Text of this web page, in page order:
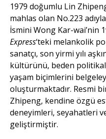
1979 doğumlu Lin
mahlas olan No.223
İsmini Wong Kar-wai’nin
Express‘teki melankolik
sanatçı, son yirmi yılı
kültürünü, beden
yaşam biçimlerini
oluşturmaktadır. Resmi
Zhipeng, kendine özgü
deneyimleri, seyahatleri ve
geliştirmiştir.